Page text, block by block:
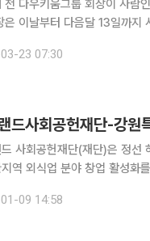
우키움그룹 회장이 사람인 주식을 공개매수한
은 이날부터 다음달 13일까
23 07:30
사회공헌재단(재단)은 정선
역 외식업 분야 창업 활성화를 위한
참석했다. 이번 협약은 재단이
09 14:58